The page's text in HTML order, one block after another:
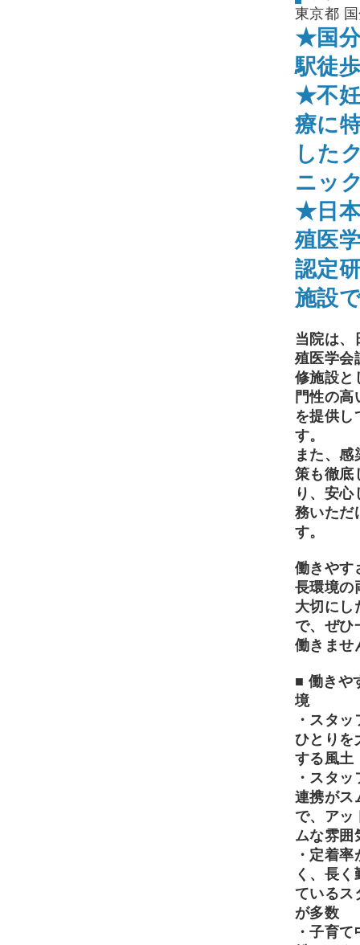
東京都
★国
駅徒
★不
療に
した
ニッ
★日
殖医
認定
施設
当院は、
殖医学会
修施設と
門性の高
を提供し
す。
また、感
策も徹底
り、安心
務いただ
す。
働きやす
長環境の
大切にし
で、ぜひ
働きませ
■ 働きや
境
・スタ
ひとりを
する風土
・スタ
連携がス
で、アッ
ムな雰囲
・定着率
く、長く
ているス
が多数
・子育